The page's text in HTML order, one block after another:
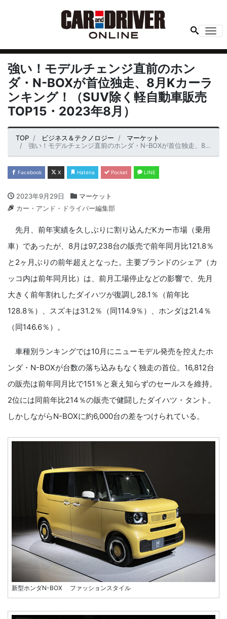
強い！モデルチェンジ直前のホン
ダ・N-BOXが首位独走、8月Kカーラ
ンキング！（SUV除く軽自動車販売
TOP15・2023年8月）
TOP ビジネス＆テクノロジー
マーケット
強い！モデルチェンジ直前のホンダ・N-BOXが首位独走、8月Kカーランキング！（SUV除く軽自動車販売TOP15・2023年8月）
Facebook X Hatena Pocket LINE
2023年9月29日
マーケット
カー・アンド・ドライバー編集部
先月、前年実績を久しぶりに割り込んだKカー市場（乗用
車）であったが、8月は97,238台の販売で前年同月比121.8％
と2ヶ月ぶりの前年超えとなった。主要ブランドのシェア（カ
ッコ内は前年同月比）は、前月工場停止などの影響で、先月
大きく前年割れしたダイハツが復調し28.1％（前年比
128.8％）、スズキは31.2％（同114.9％）、ホンダは21.4％
（同146.6％）。
車種別ランキングでは10月にニューモデル発売を控えたホ
ンダ・N-BOXが台数の落ち込みもなく独走の首位。16,812台
の販売は前年同月比で151％と衰え知らずのセールスを維持。
2位には同前年比214％の販売で健闘したダイハツ・タント。
しかしながらN-BOXに約6,000台の差をつけられている。
新型ホンダN-BOX ファッションスタイル